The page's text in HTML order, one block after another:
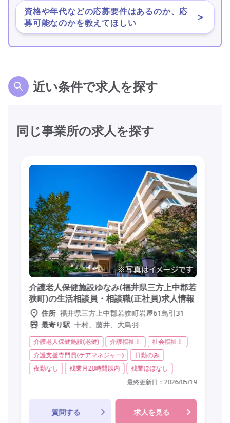
資格や年代などの応募要件はあるのか、応
募可能なのかを教えてほしい
＞
近い条件で求人を探す
同じ事業所の求人を探す
介護老人保健施設ゆなみ(福井県三方上中郡若
狭町)の生活相談員・相談職(正社員)求人情報
住所 福井県三方上中郡若狭町岩屋61鳥引31
最寄り駅 十村、藤井、大鳥羽
介護老人保健施設(老健) 介護福祉士
社会福祉士
介護支援専門員(ケアマネジャー)
日勤のみ
夜勤なし
残業月20時間以内
残業ほぼなし
最終更新日： 2026/05/19
質問する 求人を見る